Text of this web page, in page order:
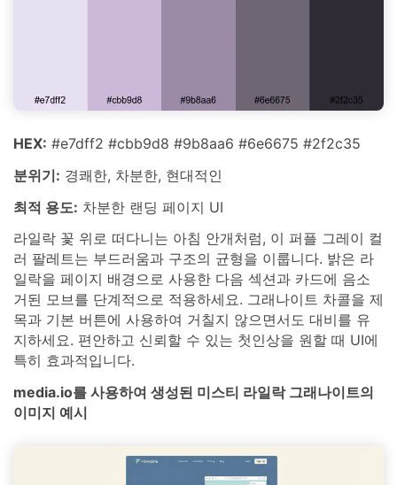
HEX: #e7dff2 #cbb9d8 #9b8aa6 #6e6675 #2f2c35
분위기: 경쾌한, 차분한, 현대적인
최적 용도: 차분한 랜딩 페이지 UI
라일락 꽃 위로 떠다니는 아침 안개처럼, 이 퍼플 그레이 컬
러 팔레트는 부드러움과 구조의 균형을 이룹니다. 밝은 라
일락을 페이지 배경으로 사용한 다음 섹션과 카드에 음소
거된 모브를 단계적으로 적용하세요. 그래나이트 차콜을 제
목과 기본 버튼에 사용하여 거칠지 않으면서도 대비를 유
지하세요. 편안하고 신뢰할 수 있는 첫인상을 원할 때 UI에
특히 효과적입니다.
media.io를 사용하여 생성된 미스티 라일락 그래나이트의
이미지 예시